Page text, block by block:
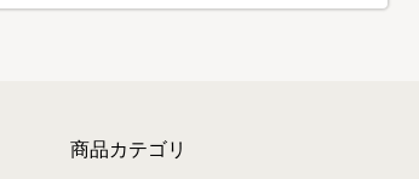
商品カテゴリ